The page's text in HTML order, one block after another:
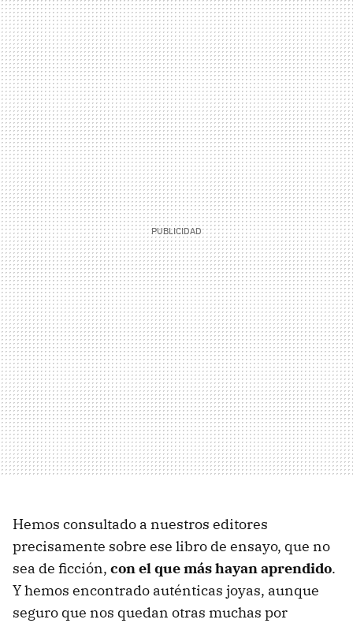
Hemos consultado a nuestros editores
precisamente sobre ese libro de ensayo, que no
sea de ficción, con el que más hayan aprendido.
Y hemos encontrado auténticas joyas, aunque
seguro que nos quedan otras muchas por